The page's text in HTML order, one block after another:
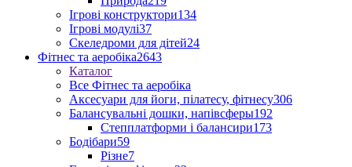
Ігрові конструктори134
Ігрові модулі37
Скеледроми для дітей24
Фітнес та аеробіка2643
Каталог
Все Фітнес та аеробіка
Аксесуари для йоги, пілатесу, фітнесу306
Балансувальні дошки, напівсферы192
Степплатформи і балансири173
Бодібари59
Різне7